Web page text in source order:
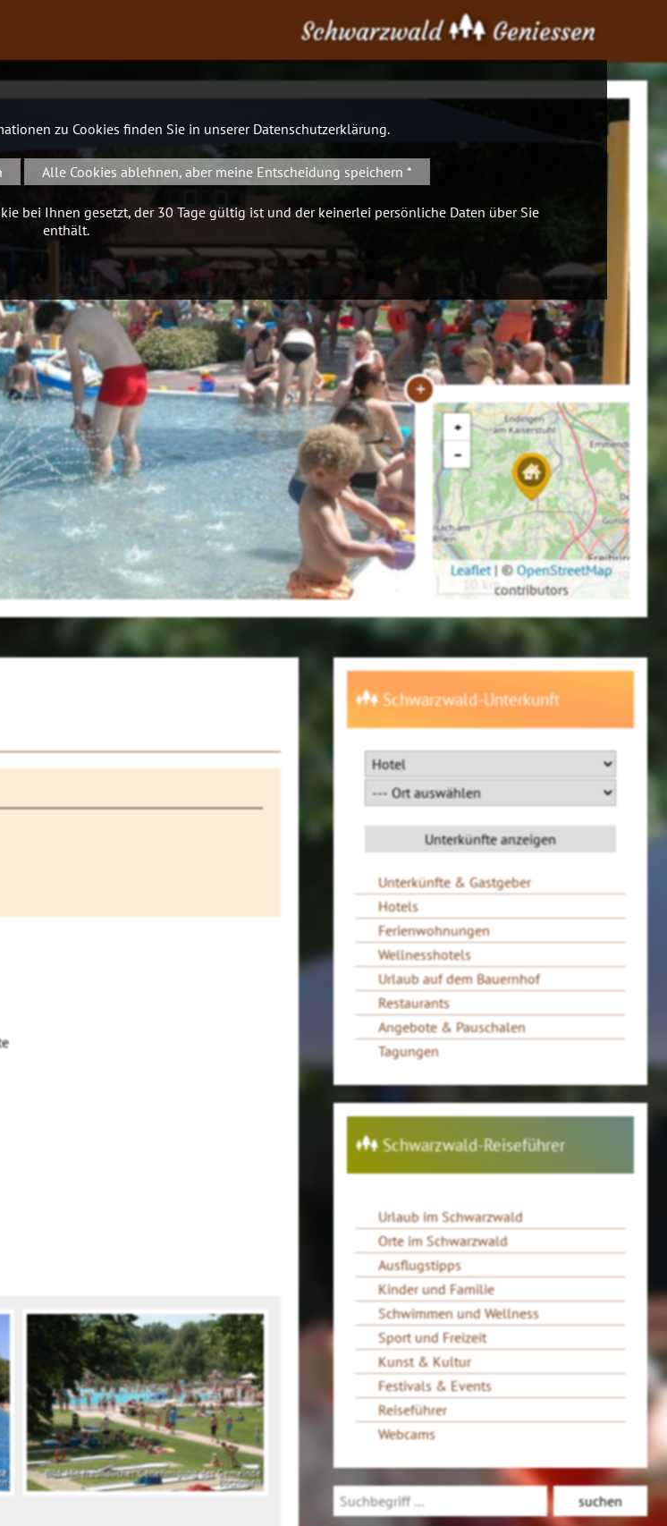
Schwarzwald Geniessen
+
+
−
10 km
Leaflet |©OpenStreetMap
contributors
Bild: Mit freundlicher Genehmigung der Gemeinde
Bötzingen
Schwarzwald-Unterkunft
Unterkünfte & Gastgeber
Hotels
Ferienwohnungen
Wellnesshotels
Urlaub auf dem Bauernhof
Restaurants
Angebote & Pauschalen
Tagungen
Schwarzwald-Reiseführer
Urlaub im Schwarzwald
Orte im Schwarzwald
Ausflugstipps
Kinder und Familie
Schwimmen und Wellness
Sport und Freizeit
Kunst & Kultur
Festivals & Events
Reiseführer
Webcams
zu Cookies finden Sie in unserer Datenschutzerklärung.
Alle Cookies ablehnen, aber meine Entscheidung speichern *
bei Ihnen gesetzt, der 30 Tage gültig ist und der keinerlei persönliche Daten über Sie
enthält.